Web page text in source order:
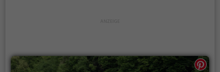
1940 verlor der Ort an Bedeutung. Der Versuch einer